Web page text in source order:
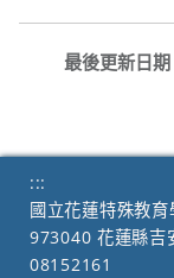
最後更新日期
:::
國立花蓮特殊教育
973040 花蓮縣吉
08152161